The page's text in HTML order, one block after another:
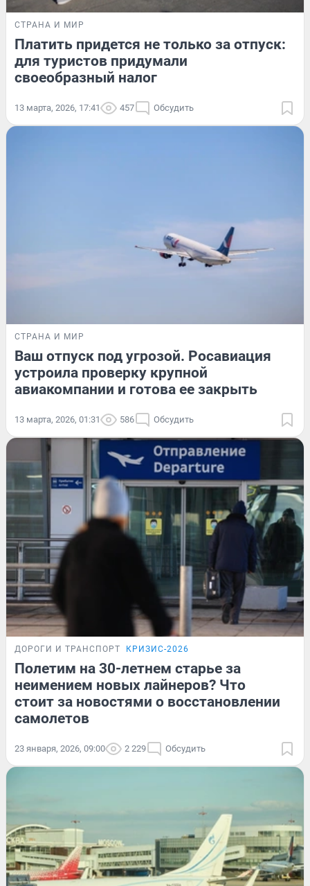
СТРАНА И МИР
Платить придется не только за отпуск:
для туристов придумали
своеобразный налог
13 марта, 2026, 17:41 457 Обсудить
СТРАНА И МИР
Ваш отпуск под угрозой. Росавиация
устроила проверку крупной
авиакомпании и готова ее закрыть
13 марта, 2026, 01:31 586 Обсудить
ДОРОГИ И ТРАНСПОРТ КРИЗИС-2026
Полетим на 30-летнем старье за
неимением новых лайнеров? Что
стоит за новостями о восстановлении
самолетов
23 января, 2026, 09:00 2 229 Обсудить